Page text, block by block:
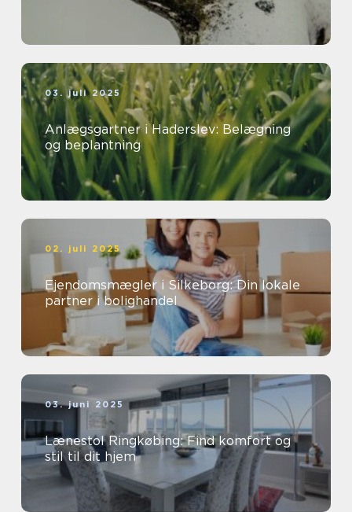
03. juli 2025
Anlægsgartner i Haderslev: Belægning
og beplantning
02. juli 2025
Ejendomsmægler i Silkeborg: Din lokale
partner i bolighandel
03. juni 2025
Lænestol Ringkøbing: Find komfort og
stil til dit hjem